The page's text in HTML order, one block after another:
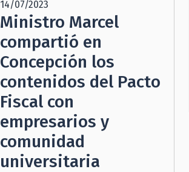
14/07/2023
Ministro Marcel
compartió en
Concepción los
contenidos del Pacto
Fiscal con
empresarios y
comunidad
universitaria